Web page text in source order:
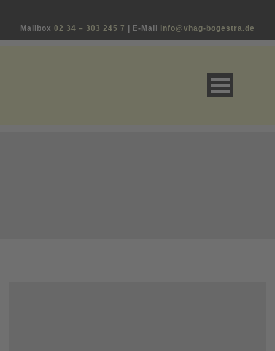
Mailbox 02 34 – 303 245 7 | E-Mail info@vhag-bogestra.de